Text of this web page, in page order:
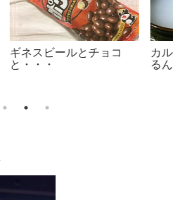
カルピスって自宅で作れ
るんです！